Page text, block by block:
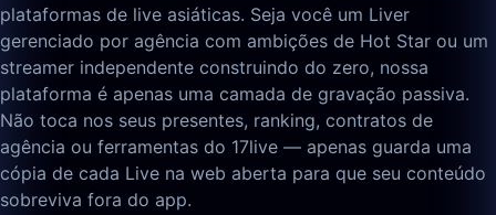
plataformas de live asiáticas. Seja você um Liver
gerenciado por agência com ambições de Hot Star ou um
streamer independente construindo do zero, nossa
plataforma é apenas uma camada de gravação passiva.
Não toca nos seus presentes, ranking, contratos de
agência ou ferramentas do 17live — apenas guarda uma
cópia de cada Live na web aberta para que seu conteúdo
sobreviva fora do app.